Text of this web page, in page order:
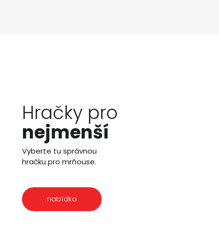
Hračky pro
nejmenší
Vyberte tu správnou
hračku pro mrňouse.
nabídka